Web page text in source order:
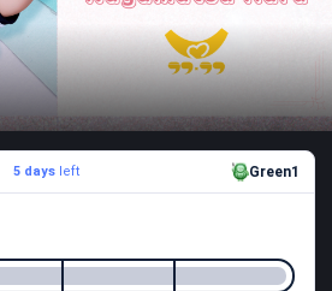
5 daysleft Green1